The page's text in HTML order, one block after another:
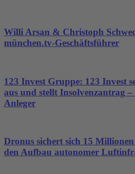
Willi Arsan & Christoph
münchen.tv-Geschäftsführer
123 Invest Gruppe: 123 Invest
aus und stellt Insolvenzantrag –
Anleger
Dronus sichert sich 15
den Aufbau autonomer